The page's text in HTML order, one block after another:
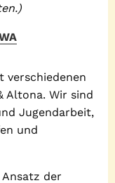
verschiedenen
Altona. Wir sind
Jugendarbeit,
und
der